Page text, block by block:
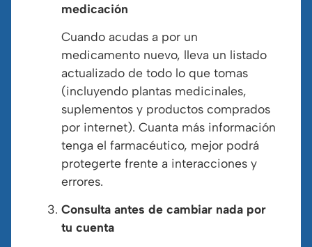
medicación
Cuando acudas a por un
medicamento nuevo, lleva un listado
actualizado de todo lo que tomas
(incluyendo plantas medicinales,
suplementos y productos comprados
por internet). Cuanta más información
tenga el farmacéutico, mejor podrá
protegerte frente a interacciones y
errores.
Consulta antes de cambiar nada por
tu cuenta